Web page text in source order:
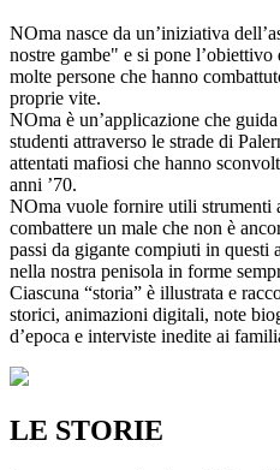
NOma nasce da un’iniziativa
nostre gambe" e si pone
molte persone che hanno
proprie vite.
NOma è un’applicazione che
studenti attraverso le strade di
attentati mafiosi che hanno
anni ’70.
NOma vuole fornire utili strumenti
combattere un male che non è
passi da gigante compiuti in questi
nella nostra penisola in forme
Ciascuna “storia” è illustrata e
storici, animazioni digitali, note
d’epoca e interviste inedite ai
LE STORIE